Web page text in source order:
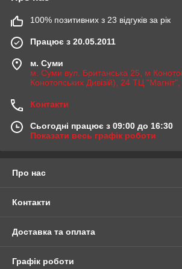
100% позитивних з 23 відгуків за рік
Працює з 20.05.2011
м. Суми
м. Суми вул. Британська 25, м
Конотопських Дивізій), 24 ТЦ
Контакти
Сьогодні працює з 09:00 до 16:30
Показати весь графік роботи
Про нас
Контакти
Доставка та оплата
Графік роботи